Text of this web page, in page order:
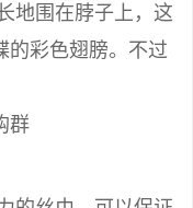
地围在脖子上，这
的彩色翅膀。不过
群